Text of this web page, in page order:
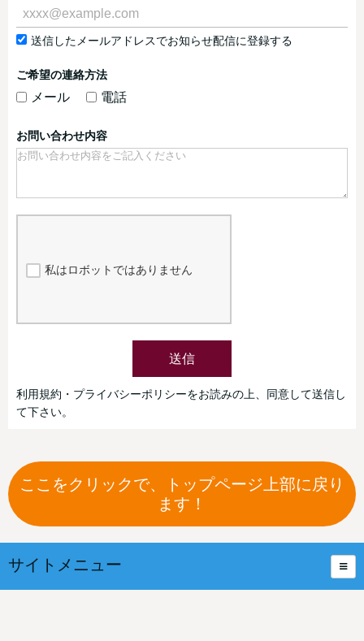
送信したメールアドレスでお知らせ配信に登録する
ご希望の連絡方法
メール 電話
お問い合わせ内容
私はロボットではありません
送信
利用規約・プライバシーポリシーをお読みの上、同意して送信し
て下さい。
ここをクリックで、トップページ上部に戻り
ます！
サイトメニュー